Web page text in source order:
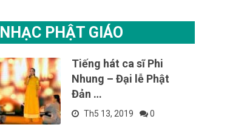
NHẠC PHẬT GIÁO
Tiếng hát ca sĩ Phi
Nhung – Đại lễ Phật
Đản …
Th5 13, 2019 0